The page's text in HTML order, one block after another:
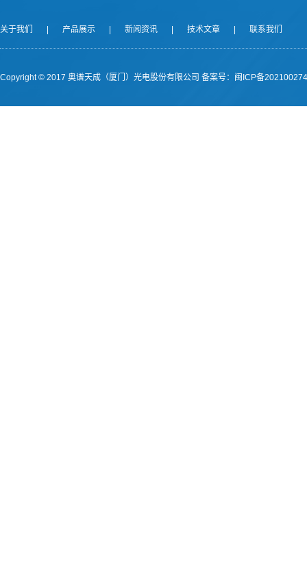
关于我们 | 产品展示 | 新闻资讯 | 技术文章 | 联系我们
Copyright © 2017 奥谱天成（厦门）光电股份有限公司 备案号：闽ICP备